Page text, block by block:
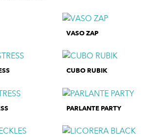
VASO ZAP
CUBO RUBIK
PARLANTE PARTY